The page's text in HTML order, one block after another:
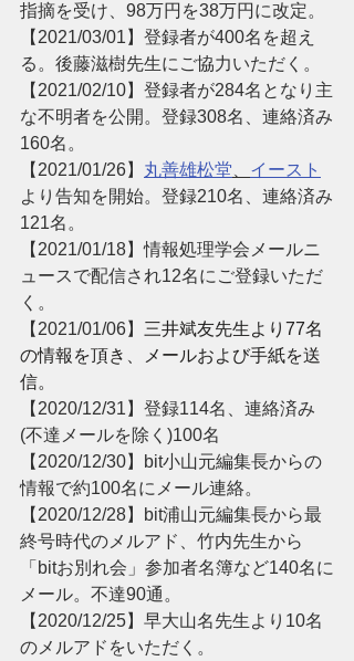
指摘を受け、98万円を38万円に改定。
【2021/03/01】登録者が400名を超え
る。後藤滋樹先生にご協力いただく。
【2021/02/10】登録者が284名となり主
な不明者を公開。登録308名、連絡済み
160名。
【2021/01/26】 丸善雄松堂
イースト
より告知を開始。登録210名、連絡済み
121名。
【2021/01/18】情報処理学会メールニ
ュースで配信され12名にご登録いただ
く。
【2021/01/06】 三井斌友先生より77名
の情報を頂き、メールおよび手紙を送
信。
【2020/12/31】登録114名、連絡済み
(不達メールを除く)100名
【2020/12/30】bit小山元編集長からの
情報で約100名にメール連絡。
【2020/12/28】bit浦山元編集長から最
終号時代のメルアド、竹内先生から
「bitお別れ会」参加者名簿など140名に
メール。不達90通。
【2020/12/25】早大山名先生より10名
のメルアドをいただく。